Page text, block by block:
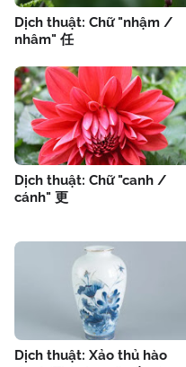
Dịch thuật: Chữ "nhậm /
nhâm" 任
Dịch thuật: Chữ "canh /
cánh" 更
Dịch thuật: Xảo thủ hào